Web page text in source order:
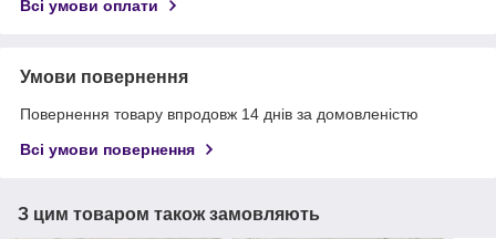
Всі умови оплати
Умови повернення
Повернення товару впродовж 14 днів за домовленістю
Всі умови повернення
З цим товаром також замовляють